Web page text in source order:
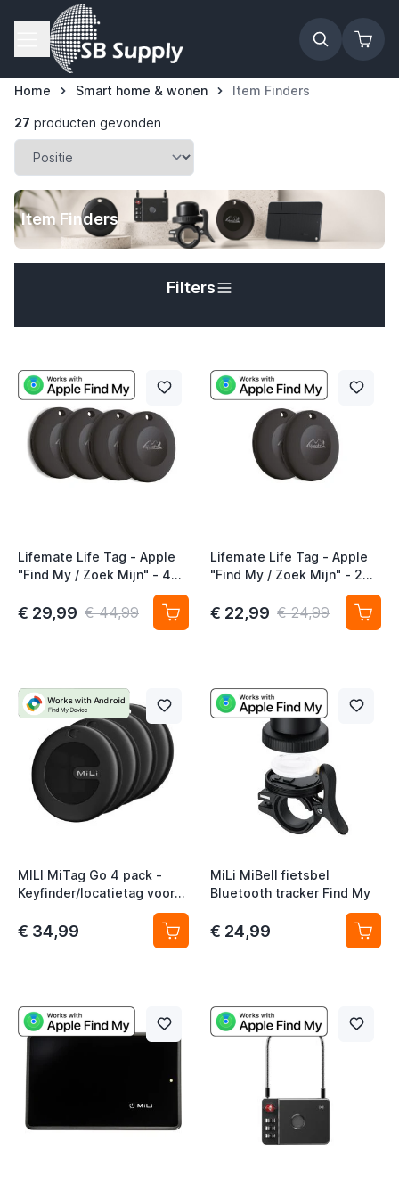
Ga naar de inhoud
Home Smart home & wonen Item Finders
27 producten gevonden
Item Finders
Filters
Lifemate Life Tag - Apple
"Find My / Zoek Mijn" - 4
Pack - AirTag Alternatief
€ 29,99 € 44,99
Lifemate Life Tag - Apple
"Find My / Zoek Mijn" - 2
Pack - AirTag Alternatief
€ 22,99 € 24,99
MILI MiTag Go 4 pack -
Keyfinder/locatietag voor
Android/Google Find My
Device
€ 34,99
MiLi MiBell fietsbel
Bluetooth tracker Find My
€ 24,99